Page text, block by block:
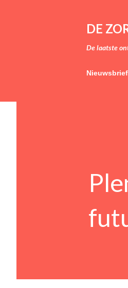
DE
De laatste
Nieuwsbrief